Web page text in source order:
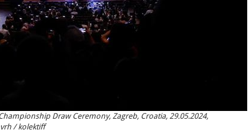
Draw Ceremony, Zagreb, Croatia, 29.05.2024,
/ kolektiff